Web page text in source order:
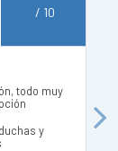
/ 10
todo muy
y
Next